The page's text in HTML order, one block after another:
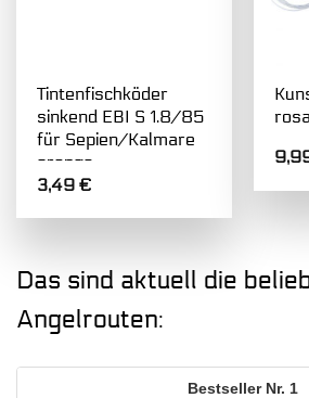
Tintenfischköder
sinkend EBI S 1.8/85
für Sepien/Kalmare
orange
3,49€
rosa
Das sind aktuell die
Angelrouten:
1